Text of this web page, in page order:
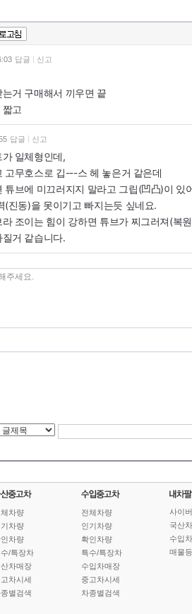
답글 신고
거 구매해서 끼우면 끝
고
답글 신고
일체형인데,
고무호스로 깁---스 헤 놓은거 같은데
튜브에 미끄러지지 말라고 그립(凹凸)이 있
(진동)을 못이기고 빠지는듯 싶네요.
조이는 힘이 강하면 튜브가 찌그러져(복
거 같습니다.
체차량
기차량
인차량
수/특장차
산차매장
차시세
별검색
전체차량
인기차량
확인차량
특수/특장차
수입차매장
중고차시세
차종별검색
사이
국산
수입
매물